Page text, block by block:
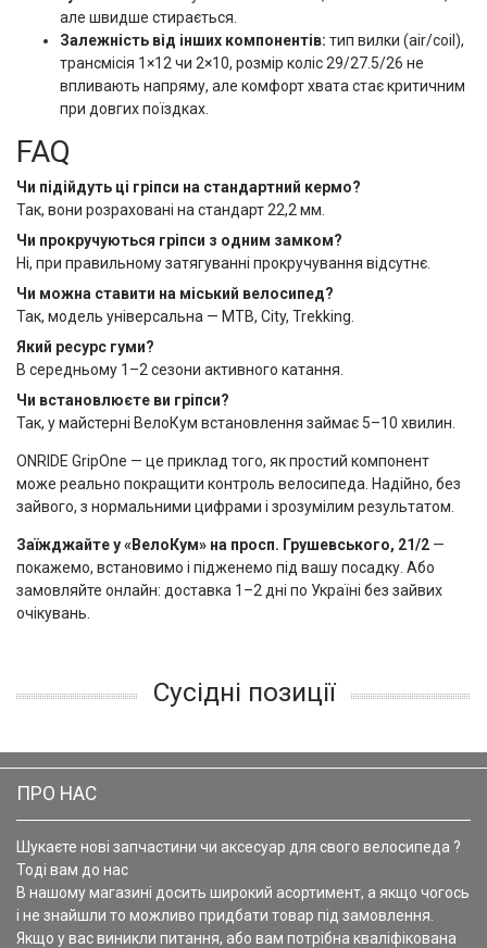
але швидше стирається.
Залежність від інших компонентів: тип вилки (air/coil),
трансмісія 1×12 чи 2×10, розмір коліс 29/27.5/26 не
впливають напряму, але комфорт хвата стає критичним
при довгих поїздках.
FAQ
Чи підійдуть ці гріпси на стандартний кермо?
Так, вони розраховані на стандарт 22,2 мм.
Чи прокручуються гріпси з одним замком?
Ні, при правильному затягуванні прокручування відсутнє.
Чи можна ставити на міський велосипед?
Так, модель універсальна — MTB, City, Trekking.
Який ресурс гуми?
В середньому 1–2 сезони активного катання.
Чи встановлюєте ви гріпси?
Так, у майстерні ВелоКум встановлення займає 5–10 хвилин.
ONRIDE GripOne — це приклад того, як простий компонент
може реально покращити контроль велосипеда. Надійно, без
зайвого, з нормальними цифрами і зрозумілим результатом.
Заїжджайте у «ВелоКум» на просп. Грушевського, 21/2 —
покажемо, встановимо і підженемо під вашу посадку. Або
замовляйте онлайн: доставка 1–2 дні по Україні без зайвих
очікувань.
Сусідні позиції
ПРО НАС
Шукаєте нові запчастини чи аксесуар для свого велосипеда ?
Тоді вам до нас
В нашому магазині досить широкий асортимент, а якщо чогось
і не знайшли то можливо придбати товар під замовлення.
Якщо у вас виникли питання, або вам потрібна кваліфікована